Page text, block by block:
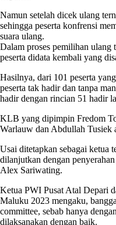
Namun setelah dicek ulang
sehingga peserta konfrensi
suara ulang.
Dalam proses pemilihan ulang
peserta didata kembali yang
Hasilnya, dari 101 peserta
peserta tak hadir dan tanpa
hadir dengan rincian 51 hadir
KLB yang dipimpin Fredom
Warlauw dan Abdullah Tusiek
Usai ditetapkan sebagai ketua
dilanjutkan dengan
Alex Sariwating.
Ketua PWI Pusat Atal Depari
Maluku 2023 mengaku,
committee, sebab hanya
dilaksanakan dengan baik.